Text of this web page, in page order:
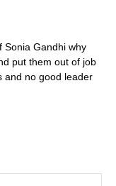
Sonia Gandhi why
put them out of job
and no good leader